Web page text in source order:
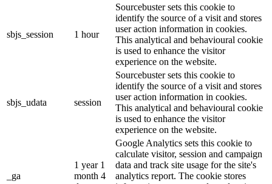
sbjs_session 1 hour
Sourcebuster sets this cookie to
identify the source of a visit and stores
user action information in cookies.
This analytical and behavioural cookie
is used to enhance the visitor
experience on the website.
sbjs_udata session
Sourcebuster sets this cookie to
identify the source of a visit and stores
user action information in cookies.
This analytical and behavioural cookie
is used to enhance the visitor
experience on the website.
_ga
1 year 1
month 4
Google Analytics sets this cookie to
calculate visitor, session and campaign
data and track site usage for the site's
analytics report. The cookie stores